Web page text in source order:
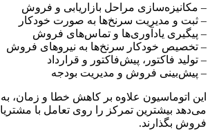
– مکانیزه‌سازی مراحل بازاریابی و فروش
– ثبت و مدیریت سرنخ‌ها به صورت خودکار
– پیگیری یادآوری‌ها و تماس‌های فروش
– تخصیص خودکار سرنخ‌ها به نیروهای فروش
– تولید فاکتور، پیش‌فاکتور و قرارداد
– پیش‌بینی فروش و مدیریت بودجه
این اتوماسیون علاوه بر کاهش خطا و زمان،
می‌دهد بیشترین تمرکز را روی تعامل با
فروش بگذارند.